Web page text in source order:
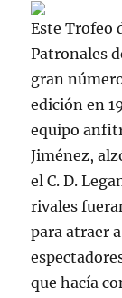
Este Trofeo
Patronales
gran
edición en
equipo
Jiménez,
el C. D.
rivales
para atraer
que hacía